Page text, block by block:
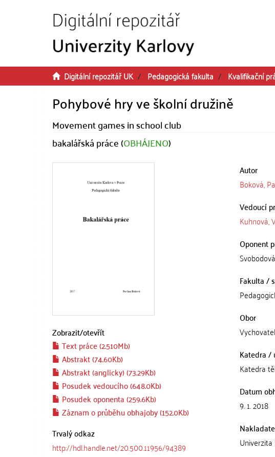
Digitální repozitář UK Pedagogická fakulta Kvalifikační
Pohybové hry ve školní družině
Movement games in school club
bakalářská práce (OBHÁJENO)
Zobrazit/otevřít
Text práce (2.510Mb)
Abstrakt (74.60Kb)
Abstrakt (anglicky) (73.29Kb)
Posudek vedoucího (648.0Kb)
Posudek oponenta (259.6Kb)
Záznam o průběhu obhajoby (152.0Kb)
Trvalý odkaz
http://hdl.handle.net/20.500.11956/94389
Autor
Boková,
Vedoucí
Kuhnová,
Oponent
Fakulta /
Obor
Katedra /
Katedra
Datum
9. 1. 2018